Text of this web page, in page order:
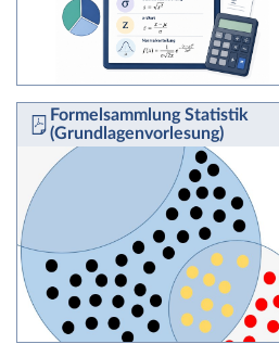
Formelsammlung Statistik
(Grundlagenvorlesung)